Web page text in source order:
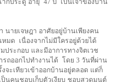
กประดู่ อายุ 47 ปี เป็นเจ้าของบ้าน
นายเจษฎา อาศัยอยู่บ้านเพียงคน
มด เนื่องจากไม่มีใครอยู่ด้วยได้
ประกอบ และมีอาการทางจิตเวช
ถออกไปทำงานได้ โดย 3 วันที่ผ่าน
จะเทียวเข้าออกบ้านอยู่ตลอด แต่ก็
ป็นคนชอบเก็บตัวเงียบ ชอบสวดมนต์